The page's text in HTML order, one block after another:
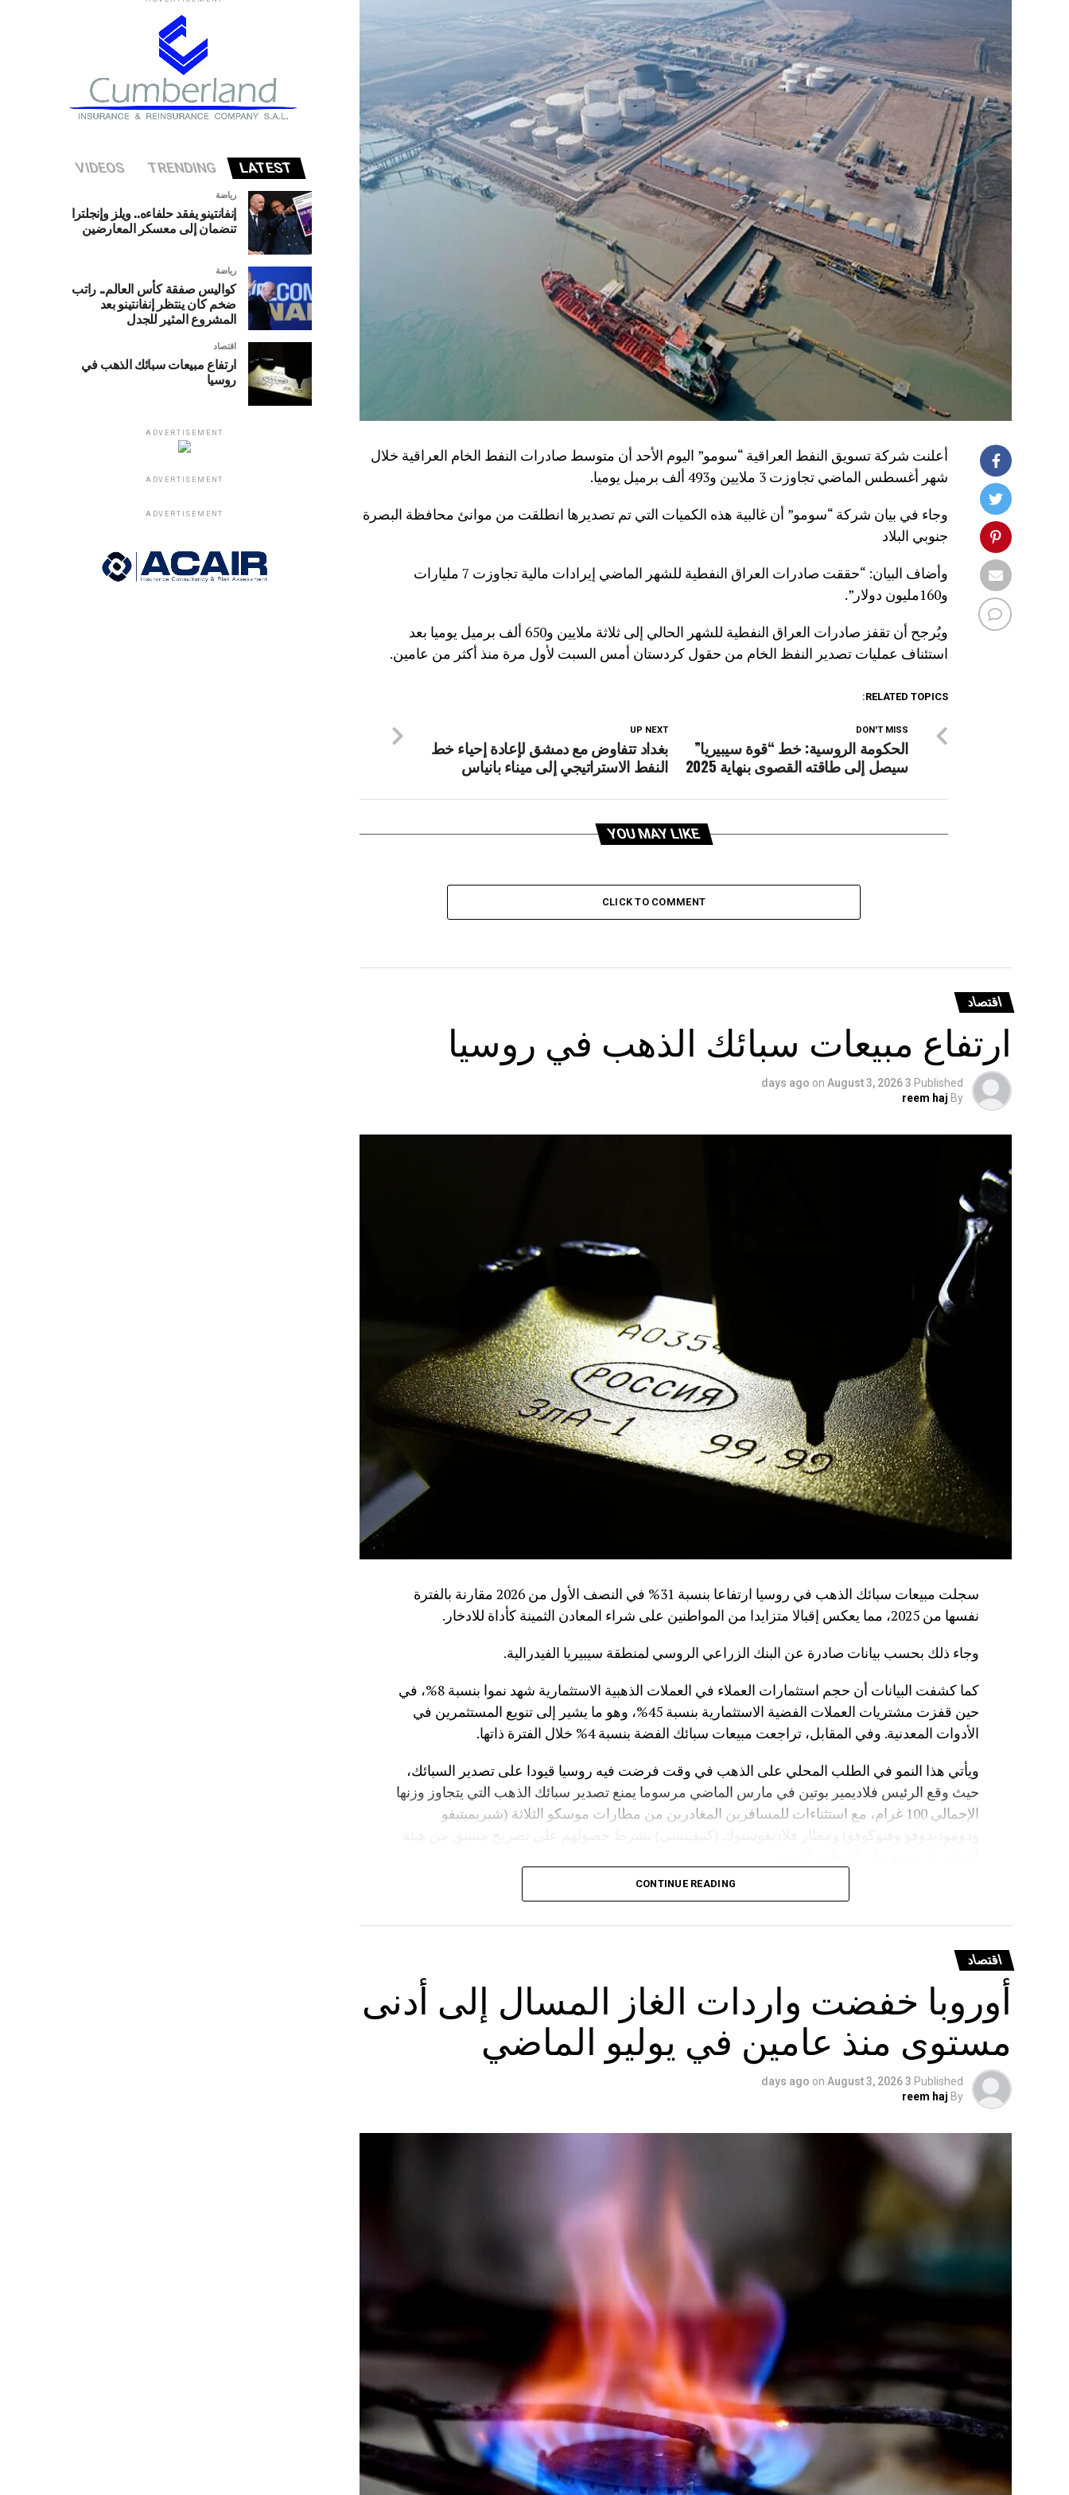
أعلنت شركة تسويق النفط العراقية “سومو” اليوم الأحد أن متوسط صادرات النفط الخام العراقية خلال
شهر أغسطس الماضي تجاوزت 3 ملايين و493 ألف برميل يوميا.
وجاء في بيان شركة “سومو” أن غالبية هذه الكميات التي تم تصديرها انطلقت من موانئ محافظة البصرة
جنوبي البلاد
وأضاف البيان: “حققت صادرات العراق النفطية للشهر الماضي إيرادات مالية تجاوزت 7 مليارات
و160مليون دولار”.
ويُرجح أن تقفز صادرات العراق النفطية للشهر الحالي إلى ثلاثة ملايين و650 ألف برميل يوميا بعد
استئناف عمليات تصدير النفظ الخام من حقول كردستان أمس السبت لأول مرة منذ أكثر من عامين.
RELATED TOPICS:
UP NEXT
بغداد تتفاوض مع دمشق لإعادة إحياء خط
النفط الاستراتيجي إلى ميناء بانياس
DON'T MISS
الحكومة الروسية: خط “قوة سيبيريا”
سيصل إلى طاقته القصوى بنهاية 2025
YOU MAY LIKE
CLICK TO COMMENT
اقتصاد
ارتفاع مبيعات سبائك الذهب في روسيا
Published
3 days ago
on August 3, 2026
By
reem haj
سجلت مبيعات سبائك الذهب في روسيا ارتفاعا بنسبة 31% في النصف الأول من 2026 مقارنة بالفترة
نفسها من 2025، مما يعكس إقبالا متزايدا من المواطنين على شراء المعادن الثمينة كأداة للادخار.
وجاء ذلك بحسب بيانات صادرة عن البنك الزراعي الروسي لمنطقة سيبيريا الفيدرالية.
كما كشفت البيانات أن حجم استثمارات العملاء في العملات الذهبية الاستثمارية شهد نموا بنسبة 8%، في
حين قفزت مشتريات العملات الفضية الاستثمارية بنسبة 45%، وهو ما يشير إلى تنويع المستثمرين في
الأدوات المعدنية. وفي المقابل، تراجعت مبيعات سبائك الفضة بنسبة 4% خلال الفترة ذاتها.
ويأتي هذا النمو في الطلب المحلي على الذهب في وقت فرضت فيه روسيا قيودا على تصدير السبائك،
حيث وقع الرئيس فلاديمير بوتين في مارس الماضي مرسوما يمنع تصدير سبائك الذهب التي يتجاوز وزنها
الإجمالي 100 غرام، مع استثناءات للمسافرين المغادرين من مطارات موسكو الثلاثة (شيريميتيفو
CONTINUE READING
اقتصاد
أوروبا خفضت واردات الغاز المسال إلى أدنى
مستوى منذ عامين في يوليو الماضي
Published
3 days ago
on August 3, 2026
By
reem haj
LATEST
TRENDING
VIDEOS
رياضة
إنفانتينو يفقد حلفاءه.. ويلز وإنجلترا
تنضمان إلى معسكر المعارضين
رياضة
كواليس صفقة كأس العالم.. راتب
ضخم كان ينتظر إنفانتينو بعد
المشروع المثير للجدل
اقتصاد
ارتفاع مبيعات سبائك الذهب في
روسيا
ADVERTISEMENT
ADVERTISEMENT
ADVERTISEMENT